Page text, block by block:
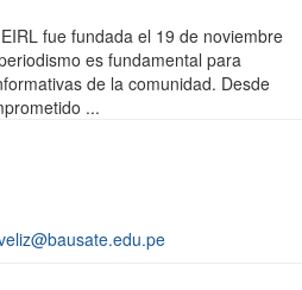
fue fundada el 19 de noviembre
es fundamental para
de la comunidad. Desde
...